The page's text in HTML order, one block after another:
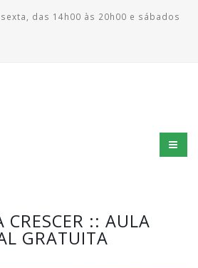
das 14h00 às 20h00 e sábados
CRESCER :: AULA
GRATUITA